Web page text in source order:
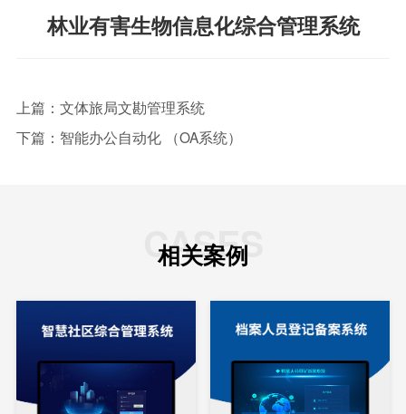
林业有害生物信息化综合管理系统
上篇： 文体旅局文勘管理系统
下篇： 智能办公自动化 （OA系统）
CASES
相关案例